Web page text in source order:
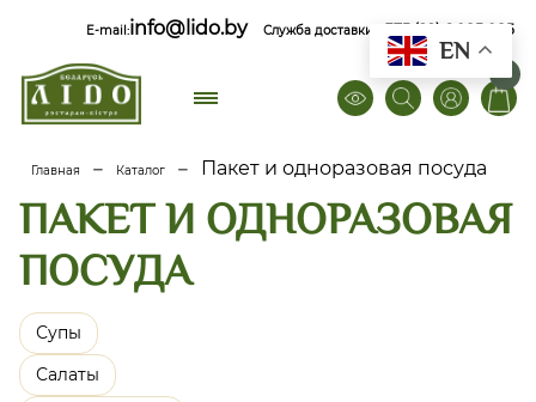
E-mail:info@lido.by Служба доставки +375 (29) 6 085 085
0
Главная – Каталог – Пакет и одноразовая посуда
ПАКЕТ И ОДНОРАЗОВАЯ
ПОСУДА
Супы
Салаты
EN